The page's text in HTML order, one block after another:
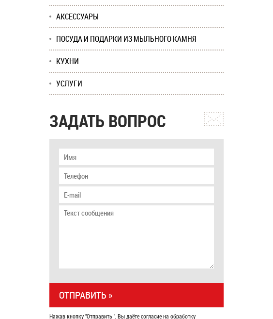
АКСЕССУАРЫ
ПОСУДА И ПОДАРКИ ИЗ МЫЛЬНОГО КАМНЯ
КУХНИ
УСЛУГИ
ЗАДАТЬ ВОПРОС
Нажав кнопку "Отправить ", Вы даёте согласие на обработку